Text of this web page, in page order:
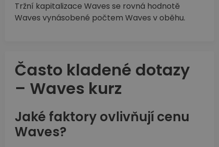
Tržní kapitalizace Waves se rovná hodnotě
Waves vynásobené počtem Waves v oběhu.
Často kladené dotazy
– Waves kurz
Jaké faktory ovlivňují cenu
Waves?